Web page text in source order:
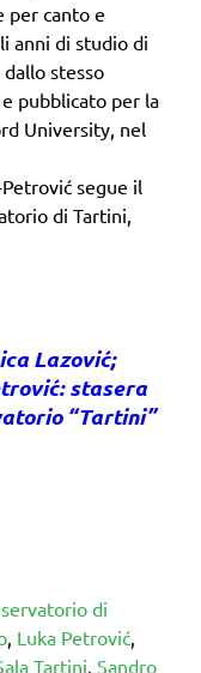
per canto e
anni di studio di
stesso
pubblicato per la
University, nel
segue il
di Tartini,
Lazović;
stasera
“Tartini”
di
, Luka Petrović,
Tartini, Sandro